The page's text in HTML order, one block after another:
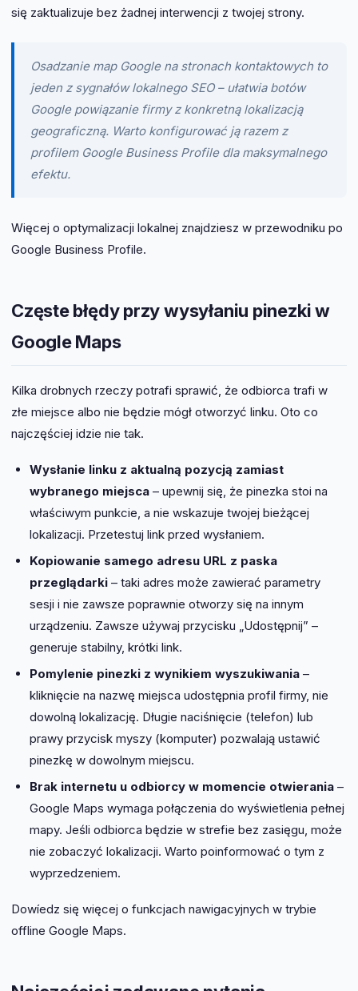
się zaktualizuje bez żadnej interwencji z twojej strony.
Osadzanie map Google na stronach kontaktowych to
jeden z sygnałów lokalnego SEO – ułatwia botów
Google powiązanie firmy z konkretną lokalizacją
geograficzną. Warto konfigurować ją razem z
profilem Google Business Profile dla maksymalnego
efektu.
Więcej o optymalizacji lokalnej znajdziesz w przewodniku po
Google Business Profile.
Częste błędy przy wysyłaniu pinezki w
Google Maps
Kilka drobnych rzeczy potrafi sprawić, że odbiorca trafi w
złe miejsce albo nie będzie mógł otworzyć linku. Oto co
najczęściej idzie nie tak.
Wysłanie linku z aktualną pozycją zamiast
wybranego miejsca– upewnij się, że pinezka stoi na
właściwym punkcie, a nie wskazuje twojej bieżącej
lokalizacji. Przetestuj link przed wysłaniem.
Kopiowanie samego adresu URL z paska
przeglądarki– taki adres może zawierać parametry
sesji i nie zawsze poprawnie otworzy się na innym
urządzeniu. Zawsze używaj przycisku „Udostępnij” –
generuje stabilny, krótki link.
Pomylenie pinezki z wynikiem wyszukiwania–
kliknięcie na nazwę miejsca udostępnia profil firmy, nie
dowolną lokalizację. Długie naciśnięcie (telefon) lub
prawy przycisk myszy (komputer) pozwalają ustawić
pinezkę w dowolnym miejscu.
Brak internetu u odbiorcy w momencie otwierania–
Google Maps wymaga połączenia do wyświetlenia pełnej
mapy. Jeśli odbiorca będzie w strefie bez zasięgu, może
nie zobaczyć lokalizacji. Warto poinformować o tym z
wyprzedzeniem.
Dowíedz się więcej o funkcjach nawigacyjnych w trybie
offline Google Maps.